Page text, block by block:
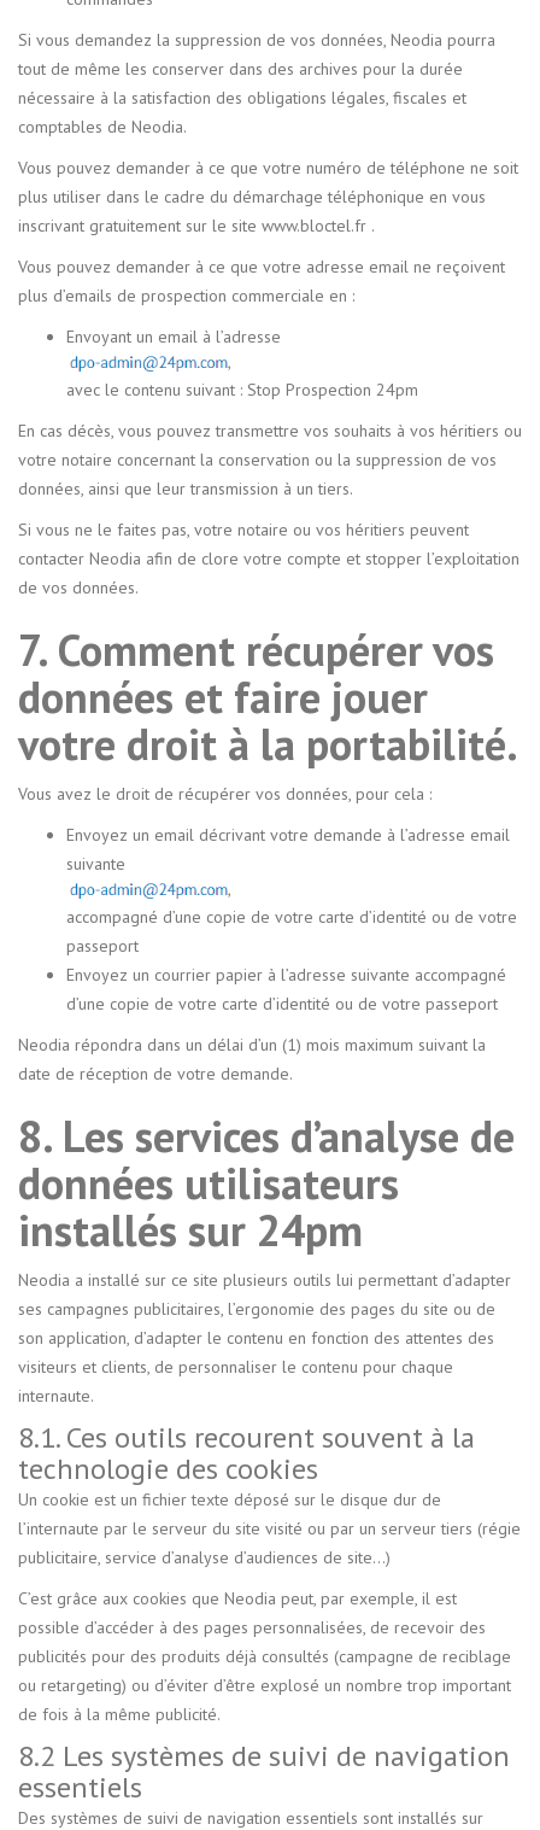
Si vous demandez la suppression de vos données, Neodia pourra
tout de même les conserver dans des archives pour la durée
nécessaire à la satisfaction des obligations légales, fiscales et
comptables de Neodia.
Vous pouvez demander à ce que votre numéro de téléphone ne soit
plus utiliser dans le cadre du démarchage téléphonique en vous
inscrivant gratuitement sur le site www.bloctel.fr .
Vous pouvez demander à ce que votre adresse email ne reçoivent
plus d’emails de prospection commerciale en :
Envoyant un email à l’adresse
avec le contenu suivant : Stop Prospection 24pm
En cas décès, vous pouvez transmettre vos souhaits à vos héritiers ou
votre notaire concernant la conservation ou la suppression de vos
données, ainsi que leur transmission à un tiers.
Si vous ne le faites pas, votre notaire ou vos héritiers peuvent
contacter Neodia afin de clore votre compte et stopper l’exploitation
de vos données.
7. Comment récupérer vos
données et faire jouer
votre droit à la portabilité.
Vous avez le droit de récupérer vos données, pour cela :
Envoyez un email décrivant votre demande à l’adresse email
suivante
accompagné d’une copie de votre carte d’identité ou de votre
passeport
Envoyez un courrier papier à l’adresse suivante accompagné
d’une copie de votre carte d’identité ou de votre passeport
Neodia répondra dans un délai d’un (1) mois maximum suivant la
date de réception de votre demande.
8. Les services d’analyse de
données utilisateurs
installés sur 24pm
Neodia a installé sur ce site plusieurs outils lui permettant d’adapter
ses campagnes publicitaires, l’ergonomie des pages du site ou de
son application, d’adapter le contenu en fonction des attentes des
visiteurs et clients, de personnaliser le contenu pour chaque
internaute.
8.1. Ces outils recourent souvent à la
technologie des cookies
Un cookie est un fichier texte déposé sur le disque dur de
l’internaute par le serveur du site visité ou par un serveur tiers (régie
publicitaire, service d’analyse d’audiences de site...)
C’est grâce aux cookies que Neodia peut, par exemple, il est
possible d’accéder à des pages personnalisées, de recevoir des
publicités pour des produits déjà consultés (campagne de reciblage
ou retargeting) ou d’éviter d’être explosé un nombre trop important
de fois à la même publicité.
8.2 Les systèmes de suivi de navigation
essentiels
Des systèmes de suivi de navigation essentiels sont installés sur